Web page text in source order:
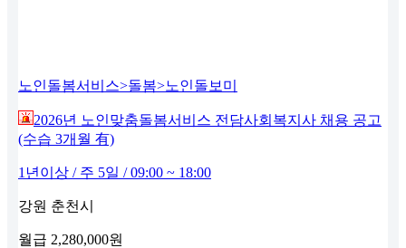
노인돌봄서비스>돌봄>노인돌보미
2026년 노인맞춤돌봄서비스 전담사회복지사 채용 공고
(수습 3개월 有)
1년이상 / 주 5일 / 09:00 ~ 18:00
강원 춘천시
월급 2,280,000원